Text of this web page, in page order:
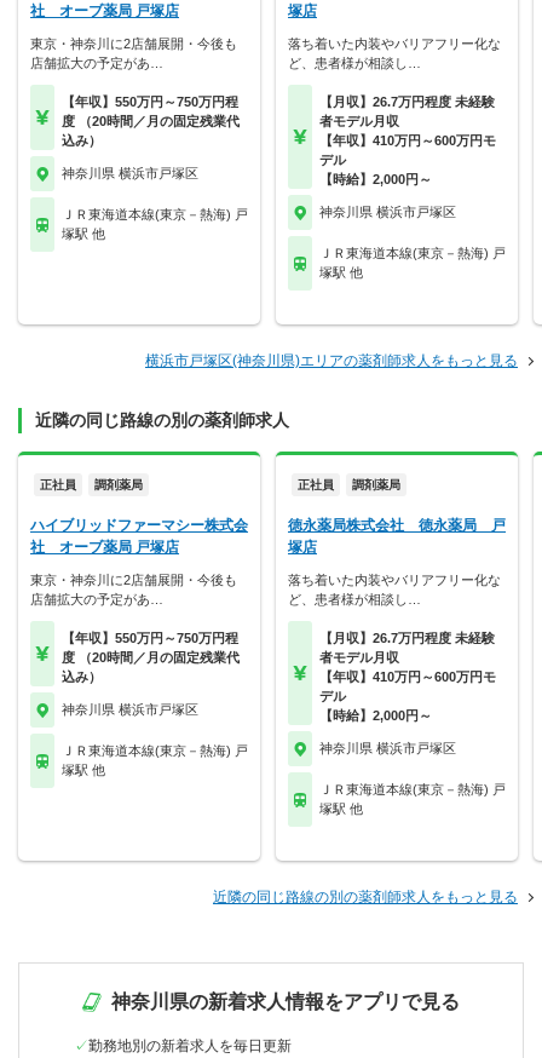
社 オーブ薬局 戸塚店
東京・神奈川に2店舗展開・今後も
店舗拡大の予定があ…
【年収】550万円～750万円程
度 （20時間／月の固定残業代
込み）
神奈川県 横浜市戸塚区
ＪＲ東海道本線(東京－熱海) 戸
塚駅 他
塚店
落ち着いた内装やバリアフリー化な
ど、患者様が相談し…
【月収】26.7万円程度 未経験
者モデル月収
【年収】410万円～600万円モ
デル
【時給】2,000円～
神奈川県 横浜市戸塚区
ＪＲ東海道本線(東京－熱海) 戸
塚駅 他
横浜市戸塚区(神奈川県)エリアの薬剤師求人をもっと見る
近隣の同じ路線の別の薬剤師求人
正社員 調剤薬局
ハイブリッドファーマシー株式会
社 オーブ薬局 戸塚店
東京・神奈川に2店舗展開・今後も
店舗拡大の予定があ…
【年収】550万円～750万円程
度 （20時間／月の固定残業代
込み）
神奈川県 横浜市戸塚区
ＪＲ東海道本線(東京－熱海) 戸
塚駅 他
正社員 調剤薬局
徳永薬局株式会社 徳永薬局 戸
塚店
落ち着いた内装やバリアフリー化な
ど、患者様が相談し…
【月収】26.7万円程度 未経験
者モデル月収
【年収】410万円～600万円モ
デル
【時給】2,000円～
神奈川県 横浜市戸塚区
ＪＲ東海道本線(東京－熱海) 戸
塚駅 他
近隣の同じ路線の別の薬剤師求人をもっと見る
神奈川県の新着求人情報をアプリで見る
勤務地別の新着求人を毎日更新